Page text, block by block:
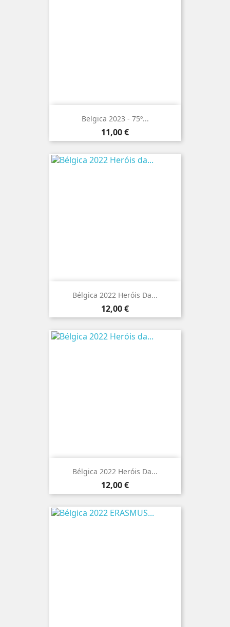
Belgica 2023 - 75º...
Preço
11,00 €
Bélgica 2022 Heróis Da...
Preço
12,00 €
Bélgica 2022 Heróis Da...
Preço
12,00 €